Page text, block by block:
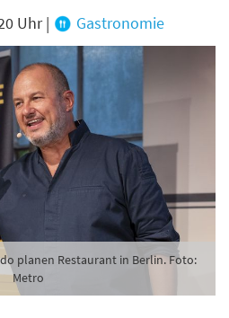
Uhr| Gastronomie
planen Restaurant in Berlin. Foto:
Metro
erhalten
(gegen 8.30 Uhr)
zur Kenntnis
heute nicht